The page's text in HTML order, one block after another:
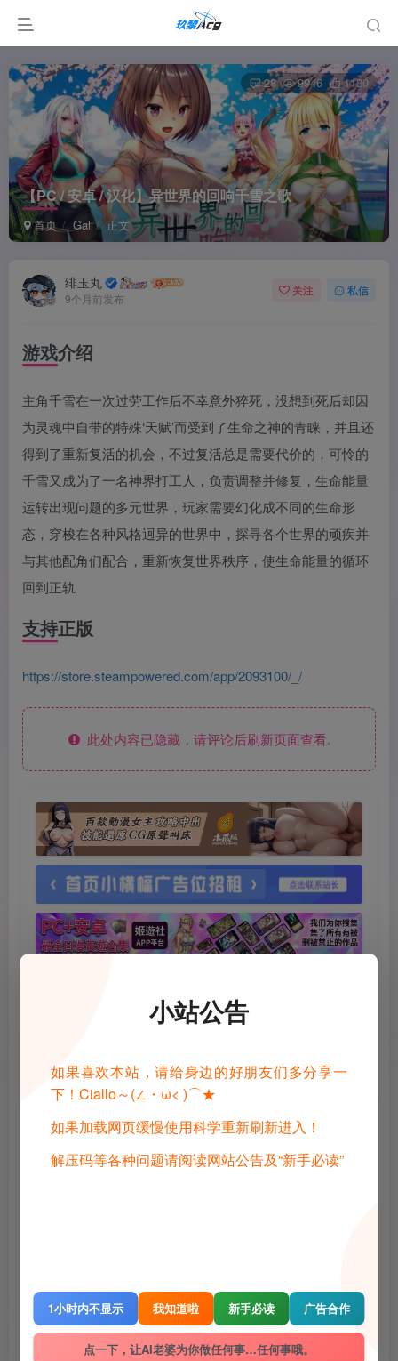
【PC / 安卓 / 汉化】异世界的回响千雪之歌
首页 Gal 正文
28 9946 1180
绯玉丸
9个月前发布
关注 私信
游戏介绍
主角千雪在一次过劳工作后不幸意外猝死，没想到死后却因
为灵魂中自带的特殊‘天赋’而受到了生命之神的青睐，并且还
得到了重新复活的机会，不过复活总是需要代价的，可怜的
千雪又成为了一名神界打工人，负责调整并修复，生命能量
运转出现问题的多元世界，玩家需要幻化成不同的生命形
态，穿梭在各种风格迥异的世界中，探寻各个世界的顽疾并
与其他配角们配合，重新恢复世界秩序，使生命能量的循环
回到正轨
支持正版
https://store.steampowered.com/app/2093100/_/
此处内容已隐藏，请评论后刷新页面查看.
版权声明
2 · 直播录播，请去汉化相关原地址查看和申请授权
Gal 手机游戏 电脑游戏
喜欢就支持一下吧
小站公告
如果喜欢本站，请给身边的好朋友们多分享一
下！Ciallo～(∠・ω< )⌒★
如果加载网页缓慢使用科学重新刷新进入！
解压码等各种问题请阅读网站公告及“新手必读”
1小时内不显示 我知道啦 新手必读 广告合作
点一下，让AI老婆为你做任何事…任何事哦。